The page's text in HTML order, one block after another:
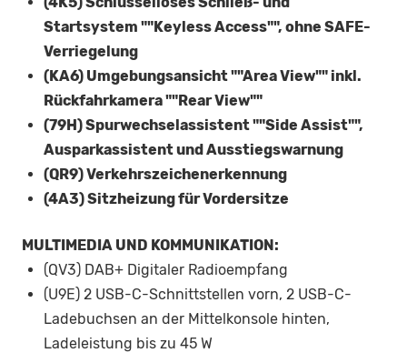
Startsystem ""Keyless Access"", ohne SAFE-
Verriegelung
(KA6) Umgebungsansicht ""Area View"" inkl.
Rückfahrkamera ""Rear View""
(79H) Spurwechselassistent ""Side Assist"",
Ausparkassistent und Ausstiegswarnung
(QR9) Verkehrszeichenerkennung
(4A3) Sitzheizung für Vordersitze
MULTIMEDIA UND KOMMUNIKATION:
(QV3) DAB+ Digitaler Radioempfang
(U9E) 2 USB-C-Schnittstellen vorn, 2 USB-C-
Ladebuchsen an der Mittelkonsole hinten,
Ladeleistung bis zu 45 W